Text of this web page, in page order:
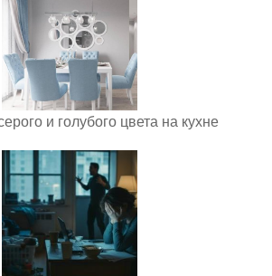
и голубого цвета на кухне